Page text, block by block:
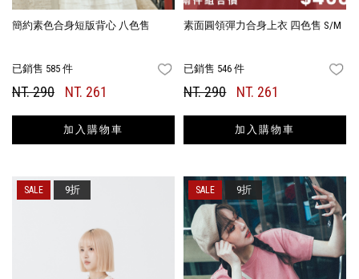
簡約素色合身短版背心 八色售
已銷售 585 件 FAVORITES
NT. 290 NT. 261
加入購物車
素面圓領彈力合身上衣 四色售 S/M
已銷售 546 件
NT. 290 NT. 261
加入購物車
9折 9折